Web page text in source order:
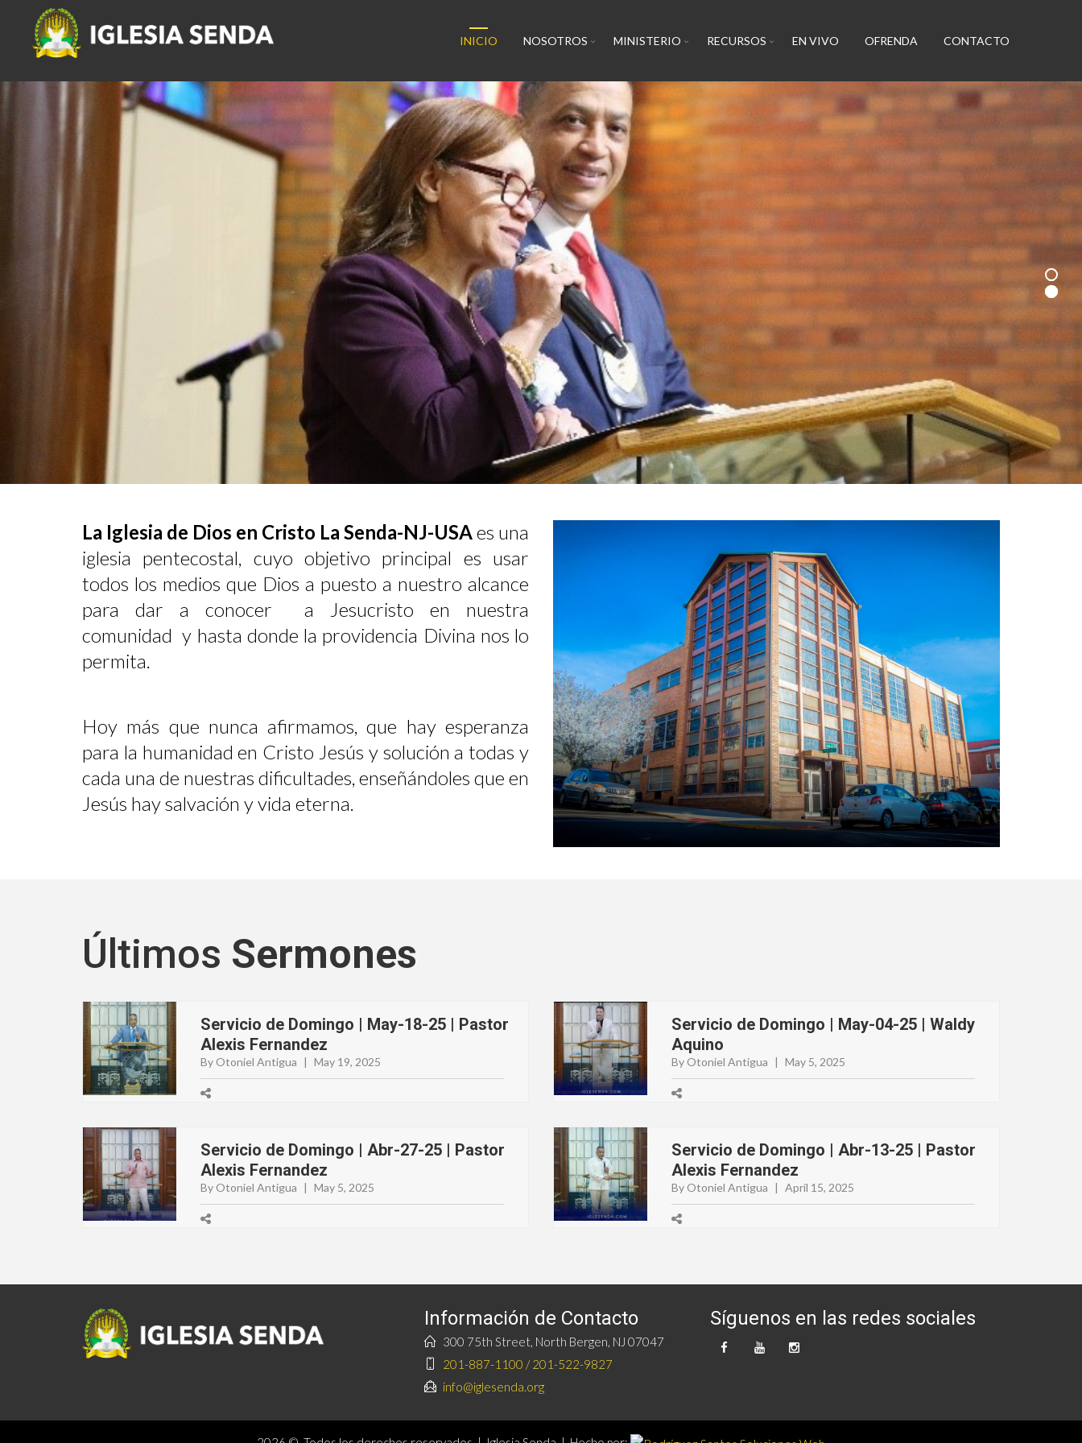
INICIO NOSOTROS MINISTERIO RECURSOS EN VIVO OFRENDA CONTACTO
La Iglesia de Dios en Cristo La Senda-NJ-USAes una
iglesia pentecostal, cuyo objetivo principal es usar
todos los medios que Dios a puesto a nuestro alcance
para dar a conocer a Jesucristo en nuestra
comunidad y hasta donde la providencia Divina nos lo
permita.
Hoy más que nunca afirmamos, que hay esperanza
para la humanidad en Cristo Jesús y solución a todas y
cada una de nuestras dificultades, enseñándoles que en
Jesús hay salvación y vida eterna.
Últimos Sermones
Servicio de Domingo | May-18-25 | Pastor
Alexis Fernandez
By Otoniel Antigua | May 19, 2025
Servicio de Domingo | May-04-25 | Waldy
Aquino
By Otoniel Antigua | May 5, 2025
Servicio de Domingo | Abr-27-25 | Pastor
Alexis Fernandez
By Otoniel Antigua | May 5, 2025
Servicio de Domingo | Abr-13-25 | Pastor
Alexis Fernandez
By Otoniel Antigua | April 15, 2025
Información de Contacto
300 75th Street, North Bergen, NJ 07047
201-887-1100 / 201-522-9827
info@iglesenda.org
Síguenos en las redes sociales